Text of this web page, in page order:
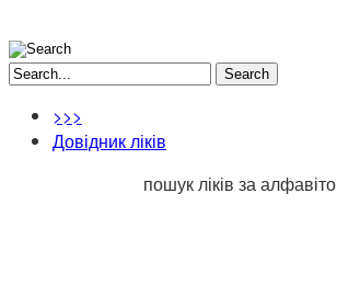
Search
>>>
Довідник ліків
пошук ліків за